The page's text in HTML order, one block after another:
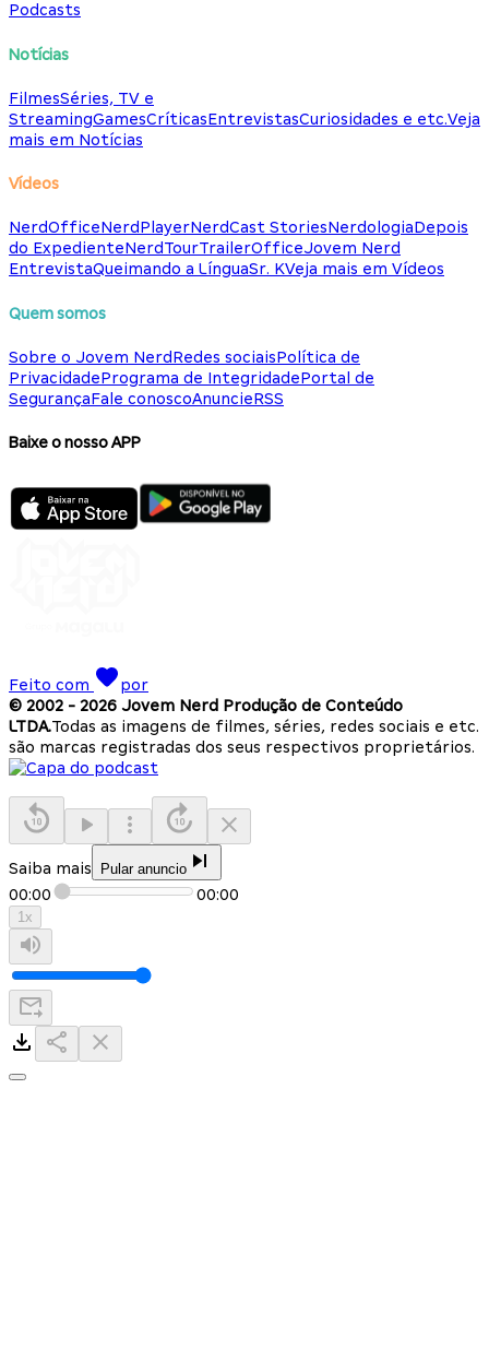
Podcasts
Notícias
FilmesSéries, TV e
StreamingGamesCríticasEntrevistasCuriosidades e etc.Veja
mais em Notícias
Vídeos
NerdOfficeNerdPlayerNerdCast StoriesNerdologiaDepois
do ExpedienteNerdTourTrailerOfficeJovem Nerd
EntrevistaQueimando a LínguaSr. KVeja mais em Vídeos
Quem somos
Sobre o Jovem NerdRedes sociaisPolítica de
PrivacidadePrograma de IntegridadePortal de
SegurançaFale conoscoAnuncieRSS
Baixe o nosso APP
Feito com
por
© 2002 - 2026 Jovem Nerd Produção de Conteúdo
LTDA.Todas as imagens de filmes, séries, redes sociais e etc.
são marcas registradas dos seus respectivos proprietários.
Saiba mais Pular anuncio
00:00 00:00
1x